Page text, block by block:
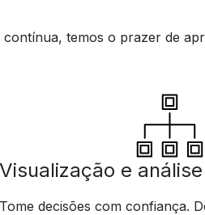
temos o prazer de
Visualização e análise
Tome decisões com confiança.